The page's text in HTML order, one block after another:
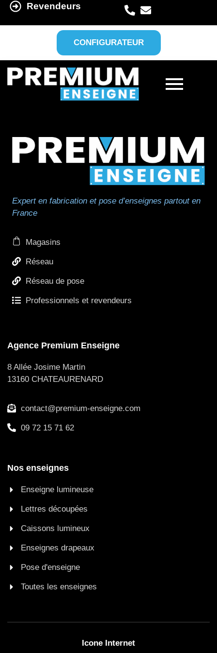
Revendeurs
CONFIGURATEUR
Expert en fabrication et pose d’enseignes partout en
France
Magasins
Réseau
Réseau de pose
Professionnels et revendeurs
Agence Premium Enseigne
8 Allée Josime Martin
13160 CHATEAURENARD
contact@premium-enseigne.com
09 72 15 71 62
Nos enseignes
Enseigne lumineuse
Lettres découpées
Caissons lumineux
Enseignes drapeaux
Pose d'enseigne
Toutes les enseignes
Icone Internet